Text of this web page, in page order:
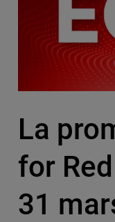
La
for
31